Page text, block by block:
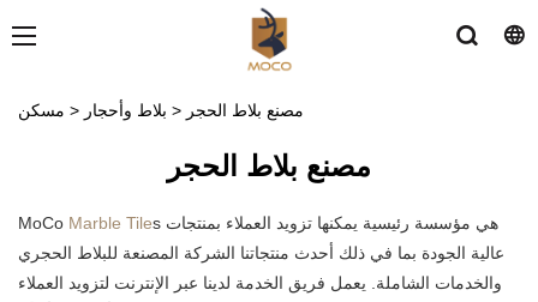
مسكن > بلاط وأحجار > مصنع بلاط الحجر
مصنع بلاط الحجر
MoCo Marble Tiles هي مؤسسة رئيسية يمكنها تزويد العملاء بمنتجات
عالية الجودة بما في ذلك أحدث منتجاتنا الشركة المصنعة للبلاط الحجري
والخدمات الشاملة. يعمل فريق الخدمة لدينا عبر الإنترنت لتزويد العملاء